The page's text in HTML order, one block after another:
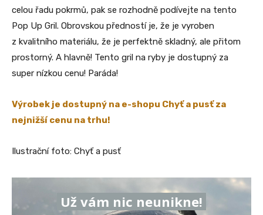
celou řadu pokrmů, pak se rozhodně podívejte na tento
Pop Up Gril. Obrovskou předností je, že je vyroben
z kvalitního materiálu, že je perfektně skladný, ale přitom
prostorný. A hlavně! Tento gril na ryby je dostupný za
super nízkou cenu! Paráda!
Výrobek je dostupný na e-shopu Chyť a pusť za
nejnižší cenu na trhu!
Ilustrační foto: Chyť a pusť
Už vám nic neunikne!